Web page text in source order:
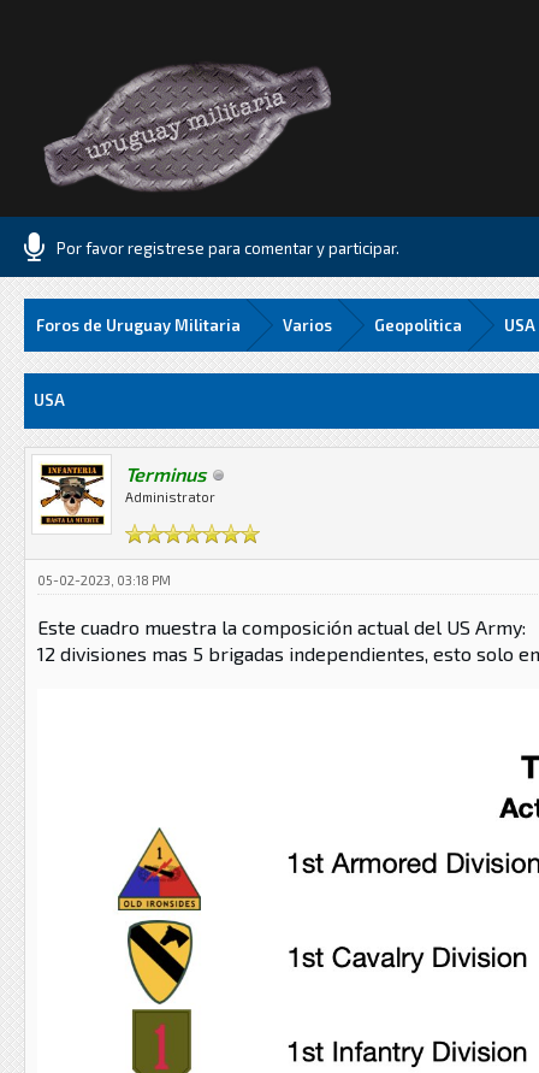
Por favor registrese para comentar y participar.
Foros de Uruguay Militaria Varios Geopolitica USA
USA
Terminus
Administrator
05-02-2023, 03:18 PM
Este cuadro muestra la composición actual del US Army:
12 divisiones mas 5 brigadas independientes, esto solo